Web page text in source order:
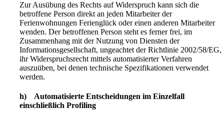
Zur Ausübung des Rechts auf Widerspruch kann sich die
betroffene Person direkt an jeden Mitarbeiter der
Ferienwohnungen Ferienglück oder einen anderen Mitarbeiter
wenden. Der betroffenen Person steht es ferner frei, im
Zusammenhang mit der Nutzung von Diensten der
Informationsgesellschaft, ungeachtet der Richtlinie 2002/58/EG,
ihr Widerspruchsrecht mittels automatisierter Verfahren
auszuüben, bei denen technische Spezifikationen verwendet
werden.
h) Automatisierte Entscheidungen im Einzelfall
einschließlich Profiling